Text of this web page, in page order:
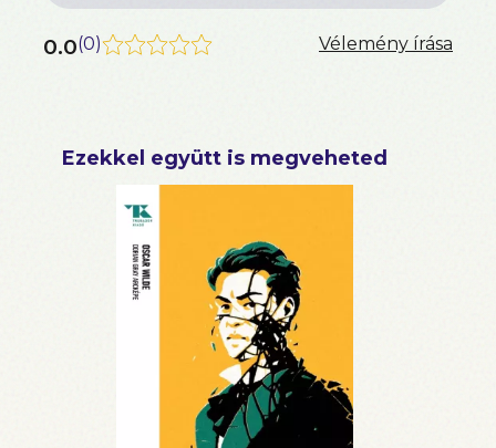
0.0(0) Vélemény írása
Ezekkel együtt is megveheted